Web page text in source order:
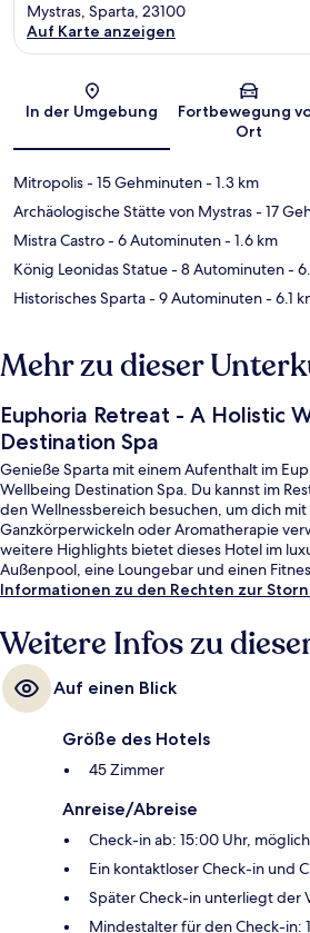
Karte
Mystras, Sparta, 23100
Auf Karte anzeigen
In der Umgebung
Fortbewegung
Ort
Mitropolis- 15 Gehminuten- 1.3 km
Archäologische Stätte von Mystras- 17
Mistra Castro- 6 Autominuten- 1.6 km
König Leonidas Statue- 8 Autominuten-
Historisches Sparta- 9 Autominuten- 6.1
Mehr zu dieser
Euphoria Retreat - A Holistic
Destination Spa
Genieße Sparta mit einem Aufenthalt im
Wellbeing Destination Spa. Du kannst im
den Wellnessbereich besuchen, um dich
Ganzkörperwickeln oder Aromatherapie
weitere Highlights bietet dieses Hotel im
Außenpool, eine Loungebar und einen
Informationen zu den Rechten zur
Weitere Infos zu
Auf einen Blick
Größe des Hotels
45 Zimmer
Anreise/Abreise
Check-in ab: 15:00 Uhr,
Ein kontaktloser Check-in und
Später Check-in unterliegt der
Mindestalter für den Check-in: